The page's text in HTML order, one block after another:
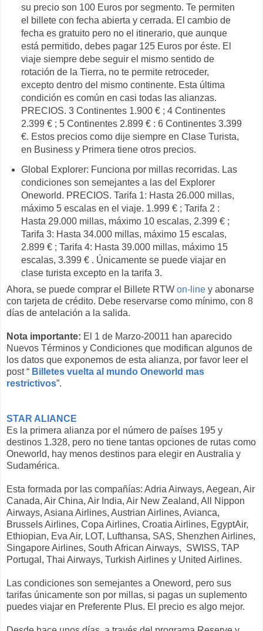
su precio son 100 Euros por segmento. Te permiten
el billete con fecha abierta y cerrada. El cambio de
fecha es gratuito pero no el itinerario, que aunque
está permitido, debes pagar 125 Euros por éste. El
viaje siempre debe seguir el mismo sentido de
rotación de la Tierra, no te permite retroceder,
excepto dentro del mismo continente. Esta última
condición es común en casi todas las alianzas.
PRECIOS. 3 Continentes 1.900 € ; 4 Continentes
2.399 € ; 5 Continentes 2.899 € : 6 Continentes 3.399
€. Estos precios como dije siempre en Clase Turista,
en Business y Primera tiene otros precios.
Global Explorer: Funciona por millas recorridas. Las
condiciones son semejantes a las del Explorer
Oneworld. PRECIOS. Tarifa 1: Hasta 26.000 millas,
máximo 5 escalas en el viaje. 1.999 € ; Tarifa 2 :
Hasta 29.000 millas, máximo 10 escalas, 2.399 € ;
Tarifa 3: Hasta 34.000 millas, máximo 15 escalas,
2.899 € ; Tarifa 4: Hasta 39.000 millas, máximo 15
escalas, 3.399 € . Únicamente se puede viajar en
clase turista excepto en la tarifa 3.
Ahora, se puede comprar el Billete RTW on-line y abonarse
con tarjeta de crédito. Debe reservarse como mínimo, con 8
días de antelación a la salida.
Nota importante: El 1 de Marzo-20011 han aparecido
Nuevos Términos y Condiciones que modifican algunos de
los datos que exponemos de esta alianza, por favor leer el
post “ Billetes vuelta al mundo Oneworld mas
restrictivos”.
STAR ALIANCE
Es la primera alianza por el número de países 195 y
destinos 1.328, pero no tiene tantas opciones de rutas como
Oneworld, hay menos destinos para elegir en Australia y
Sudamérica.
Esta formada por las compañías: Adria Airways, Aegean, Air
Canada, Air China, Air India, Air New Zealand, All Nippon
Airways, Asiana Airlines, Austrian Airlines, Avianca,
Brussels Airlines, Copa Airlines, Croatia Airlines, EgyptAir,
Ethiopian, Eva Air, LOT, Lufthansa, SAS, Shenzhen Airlines,
Singapore Airlines, South African Airways, SWISS, TAP
Portugal, Thai Airways, Turkish Airlines y United Airlines.
Las condiciones son semejantes a Oneword, pero sus
tarifas únicamente son por millas, si pagas un suplemento
puedes viajar en Preferente Plus. El precio es algo mejor.